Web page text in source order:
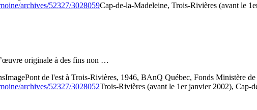
archives/52327/3028059Cap-de-la-Madeleine, Trois-Rivières (avant le
originale à des fins non …
ImagePont de l'est à Trois-Rivières, 1946, BAnQ Québec, Fonds Ministère
archives/52327/3028052Trois-Rivières (avant le 1er janvier 2002), Cap-